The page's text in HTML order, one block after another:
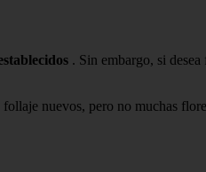
. Sin embargo, si
nuevos, pero no muchas